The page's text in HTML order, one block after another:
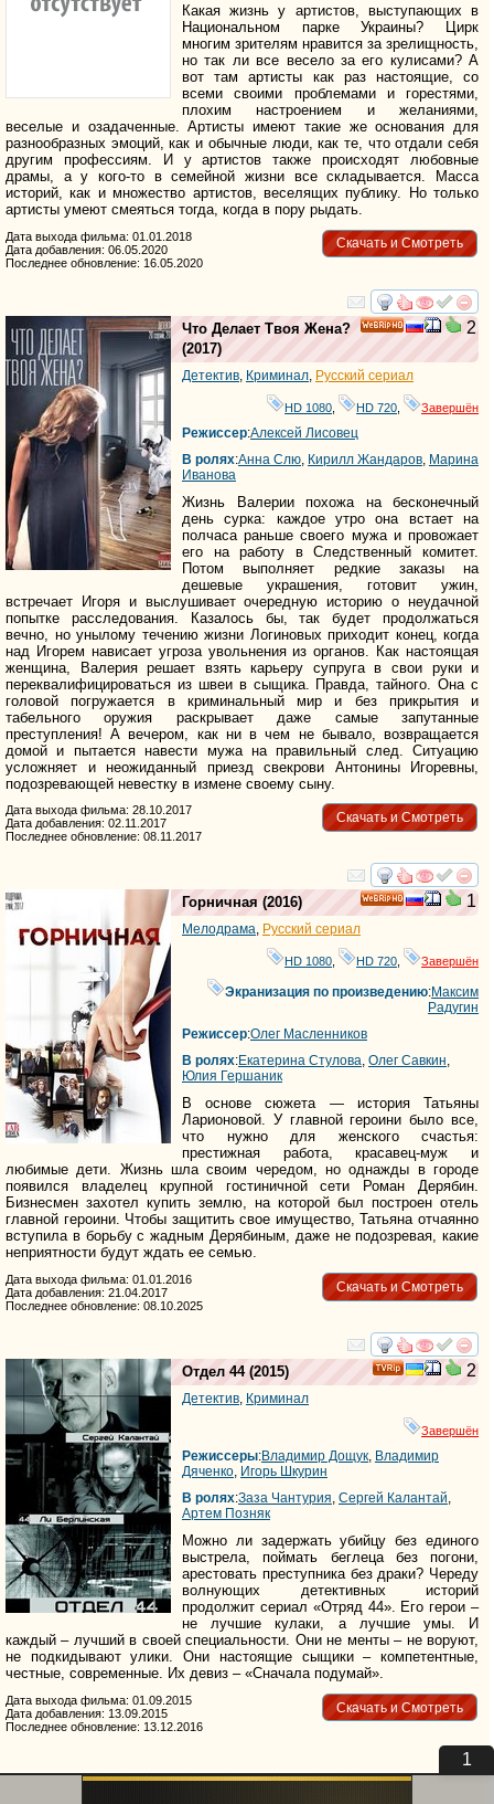
Какая жизнь у артистов, выступающих в
Национальном парке Украины? Цирк
многим зрителям нравится за зрелищность,
но так ли все весело за его кулисами? А
вот там артисты как раз настоящие, со
всеми своими проблемами и горестями,
плохим настроением и желаниями,
веселые и озадаченные. Артисты имеют такие же основания для
разнообразных эмоций, как и обычные люди, как те, что отдали себя
другим профессиям. И у артистов также происходят любовные
драмы, а у кого-то в семейной жизни все складывается. Масса
историй, как и множество артистов, веселящих публику. Но только
артисты умеют смеяться тогда, когда в пору рыдать.
Скачать и Смотреть
Дата выхода фильма: 01.01.2018
Дата добавления: 06.05.2020
Последнее обновление: 16.05.2020
смотреть
2
Что Делает Твоя Жена?
(2017)
Детектив Криминал Русский сериал
HD 1080 HD 720 Завершён
Режиссер:Алексей Лисовец
В ролях:Анна Слю Кирилл Жандаров Марина
Иванова
Жизнь Валерии похожа на бесконечный
день сурка: каждое утро она встает на
полчаса раньше своего мужа и провожает
его на работу в Следственный комитет.
Потом выполняет редкие заказы на
дешевые украшения, готовит ужин,
встречает Игоря и выслушивает очередную историю о неудачной
попытке расследования. Казалось бы, так будет продолжаться
вечно, но унылому течению жизни Логиновых приходит конец, когда
над Игорем нависает угроза увольнения из органов. Как настоящая
женщина, Валерия решает взять карьеру супруга в свои руки и
переквалифицироваться из швеи в сыщика. Правда, тайного. Она с
головой погружается в криминальный мир и без прикрытия и
табельного оружия раскрывает даже самые запутанные
преступления! А вечером, как ни в чем не бывало, возвращается
домой и пытается навести мужа на правильный след. Ситуацию
усложняет и неожиданный приезд свекрови Антонины Игоревны,
подозревающей невестку в измене своему сыну.
Скачать и Смотреть
Дата выхода фильма: 28.10.2017
Дата добавления: 02.11.2017
Последнее обновление: 08.11.2017
смотреть
HD
1
Горничная (2016)
Мелодрама, Русский сериал
HD 1080 HD 720 Завершён
Экранизация по произведению:Максим
Радугин
Режиссер:Олег Масленников
В ролях:Екатерина Стулова, Олег Савкин,
Юлия Гершаник
В основе сюжета — история Татьяны
Ларионовой. У главной героини было все,
что нужно для женского счастья:
престижная работа, красавец-муж и
любимые дети. Жизнь шла своим чередом, но однажды в городе
появился владелец крупной гостиничной сети Роман Дерябин.
Бизнесмен захотел купить землю, на которой был построен отель
главной героини. Чтобы защитить свое имущество, Татьяна отчаянно
вступила в борьбу с жадным Дерябиным, даже не подозревая, какие
неприятности будут ждать ее семью.
Скачать и Смотреть
Дата выхода фильма: 01.01.2016
Дата добавления: 21.04.2017
Последнее обновление: 08.10.2025
смотреть
2
Отдел 44(2015)
Детектив, Криминал
Завершён
Режиссеры:Владимир Дощук, Владимир
Дяченко, Игорь Шкурин
В ролях:Заза Чантурия, Сергей Калантай,
Артем Позняк
Можно ли задержать убийцу без единого
выстрела, поймать беглеца без погони,
арестовать преступника без драки? Череду
волнующих детективных историй
продолжит сериал «Отряд 44». Его герои –
не лучшие кулаки, а лучшие умы. И
каждый – лучший в своей специальности. Они не менты – не воруют,
не подкидывают улики. Они настоящие сыщики – компетентные,
честные, современные. Их девиз – «Сначала подумай».
Скачать и Смотреть
Дата выхода фильма: 01.09.2015
Дата добавления: 13.09.2015
Последнее обновление: 13.12.2016